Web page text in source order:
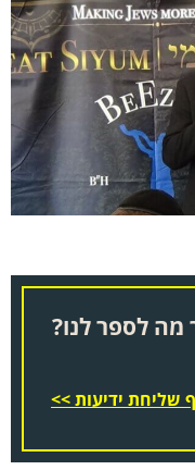
לספר לנו?
ידיעות >>